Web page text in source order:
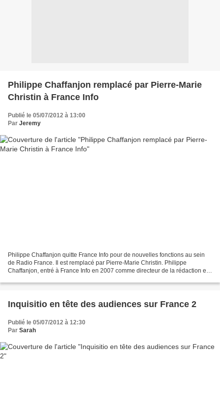
Philippe Chaffanjon remplacé par Pierre-Marie
Christin à France Info
Publié le 05/07/2012 à 13:00
Par Jeremy
Philippe Chaffanjon quitte France Info pour de nouvelles fonctions au sein
de Radio France. Il est remplacé par Pierre-Marie Christin. Philippe
Chaffanjon, entré à France Info en 2007 comme directeur de la rédaction et
Inquisitio en tête des audiences sur France 2
Publié le 05/07/2012 à 12:30
Par Sarah